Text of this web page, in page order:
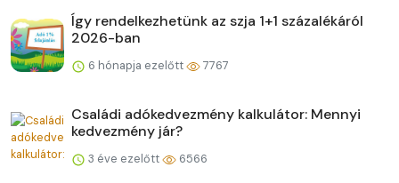
Így rendelkezhetünk az szja 1+1 százalékáról
2026-ban
6 hónapja ezelőtt 7767
Családi adókedvezmény kalkulátor: Mennyi
kedvezmény jár?
3 éve ezelőtt 6566